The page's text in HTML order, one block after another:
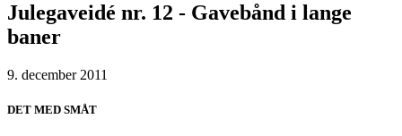
Julegaveidé nr. 12 - Gavebånd i lange
baner
9. december 2011
DET MED SMÅT